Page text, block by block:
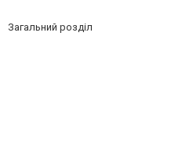
Загальний розділ